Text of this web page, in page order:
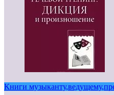
Книги